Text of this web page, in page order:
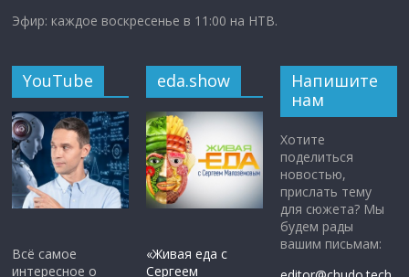
Эфир: каждое воскресенье в 11:00 на НТВ.
YouTube
Всё самое
интересное о
eda.show
«Живая еда с
Сергеем
Напишите
нам
Хотите
поделиться
новостью,
прислать тему
для сюжета? Мы
будем рады
вашим письмам: